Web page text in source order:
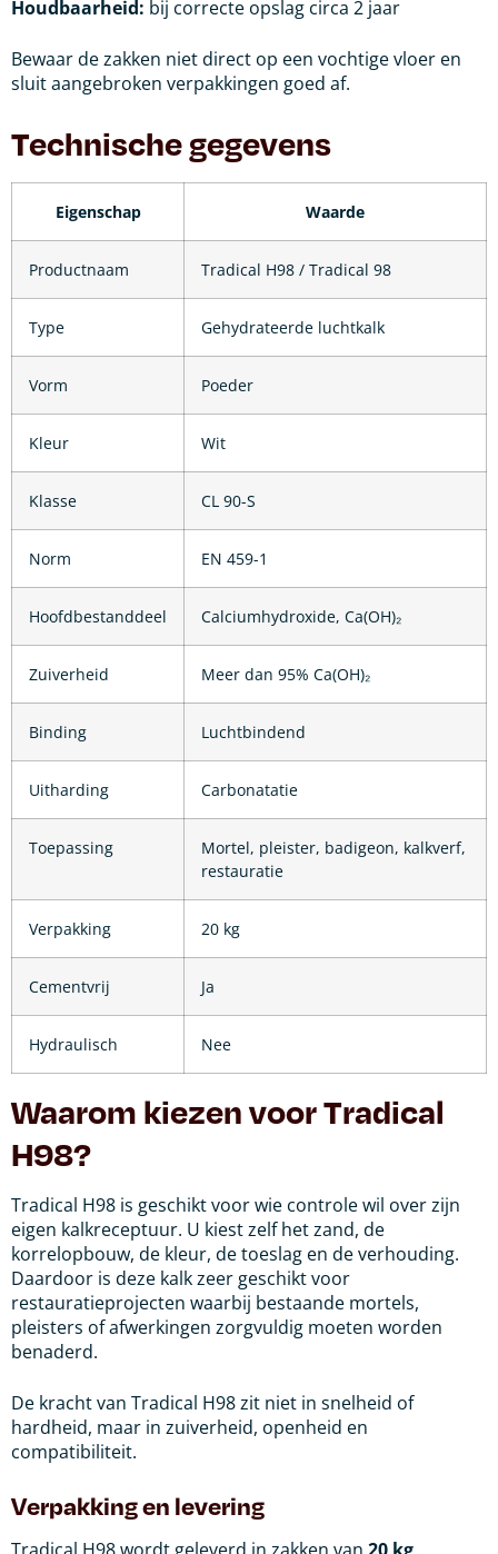
Houdbaarheid: bij correcte opslag circa 2 jaar
Bewaar de zakken niet direct op een vochtige vloer en
sluit aangebroken verpakkingen goed af.
Technische gegevens
Eigenschap Waarde
Productnaam Tradical H98 / Tradical 98
Type Gehydrateerde luchtkalk
Vorm Poeder
Kleur Wit
Klasse CL 90-S
Norm EN 459-1
Hoofdbestanddeel Calciumhydroxide, Ca(OH)₂
Zuiverheid Meer dan 95% Ca(OH)₂
Binding Luchtbindend
Uitharding Carbonatatie
Toepassing
Mortel, pleister, badigeon, kalkverf,
restauratie
Verpakking 20 kg
Cementvrij Ja
Hydraulisch Nee
Waarom kiezen voor Tradical
H98?
Tradical H98 is geschikt voor wie controle wil over zijn
eigen kalkreceptuur. U kiest zelf het zand, de
korrelopbouw, de kleur, de toeslag en de verhouding.
Daardoor is deze kalk zeer geschikt voor
restauratieprojecten waarbij bestaande mortels,
pleisters of afwerkingen zorgvuldig moeten worden
benaderd.
De kracht van Tradical H98 zit niet in snelheid of
hardheid, maar in zuiverheid, openheid en
compatibiliteit.
Verpakking en levering